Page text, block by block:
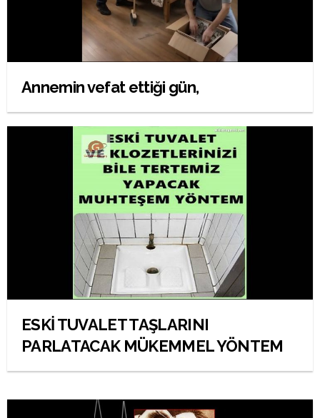
Annemin vefat ettiği gün,
ESKİ TUVALET TAŞLARINI
PARLATACAK MÜKEMMEL YÖNTEM